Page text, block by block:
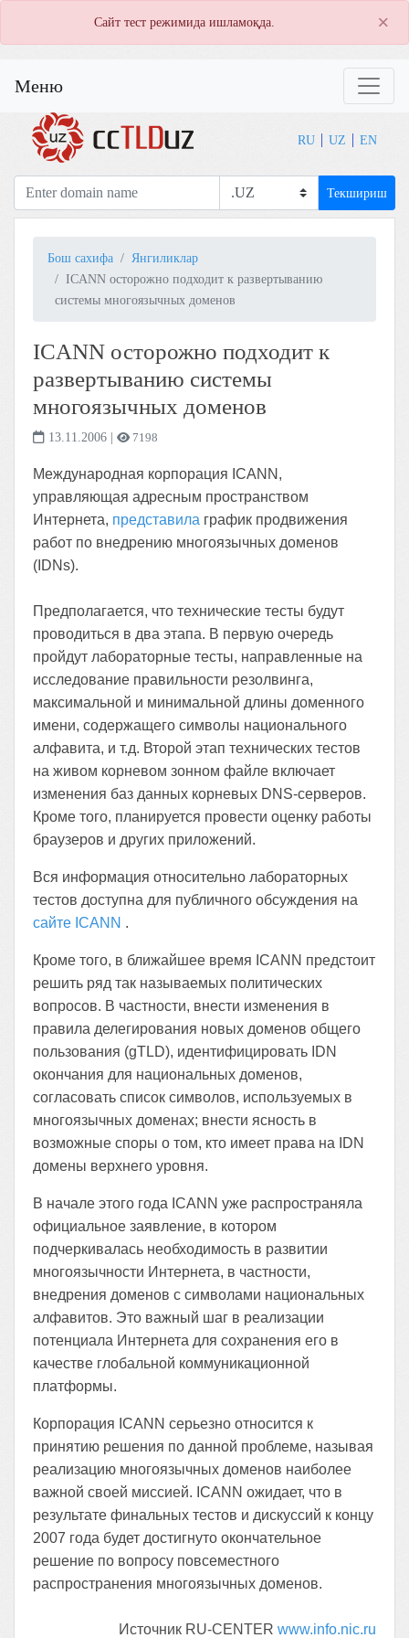
Сайт тест режимида ишламоқда. ×
Меню
RU UZ EN
Текшириш
Бош сахифа
Янгиликлар
ICANN осторожно подходит к развертыванию
системы многоязычных доменов
ICANN осторожно подходит к
развертыванию системы
многоязычных доменов
13.11.2006 | 7198
Международная корпорация ICANN,
управляющая адресным пространством
Интернета, представила график продвижения
работ по внедрению многоязычных доменов
(IDNs).
Предполагается, что технические тесты будут
проводиться в два этапа. В первую очередь
пройдут лабораторные тесты, направленные на
исследование правильности резолвинга,
максимальной и минимальной длины доменного
имени, содержащего символы национального
алфавита, и т.д. Второй этап технических тестов
на живом корневом зонном файле включает
изменения баз данных корневых DNS-серверов.
Кроме того, планируется провести оценку работы
браузеров и других приложений.
Вся информация относительно лабораторных
тестов доступна для публичного обсуждения на
сайте ICANN .
Кроме того, в ближайшее время ICANN предстоит
решить ряд так называемых политических
вопросов. В частности, внести изменения в
правила делегирования новых доменов общего
пользования (gTLD), идентифицировать IDN
окончания для национальных доменов,
согласовать список символов, используемых в
многоязычных доменах; внести ясность в
возможные споры о том, кто имеет права на IDN
домены верхнего уровня.
В начале этого года ICANN уже распространяла
официальное заявление, в котором
подчеркивалась необходимость в развитии
многоязычности Интернета, в частности,
внедрения доменов с символами национальных
алфавитов. Это важный шаг в реализации
потенциала Интернета для сохранения его в
качестве глобальной коммуникационной
платформы.
Корпорация ICANN серьезно относится к
принятию решения по данной проблеме, называя
реализацию многоязычных доменов наиболее
важной своей миссией. ICANN ожидает, что в
результате финальных тестов и дискуссий к концу
2007 года будет достигнуто окончательное
решение по вопросу повсеместного
распространения многоязычных доменов.
Источник RU-CENTER www.info.nic.ru